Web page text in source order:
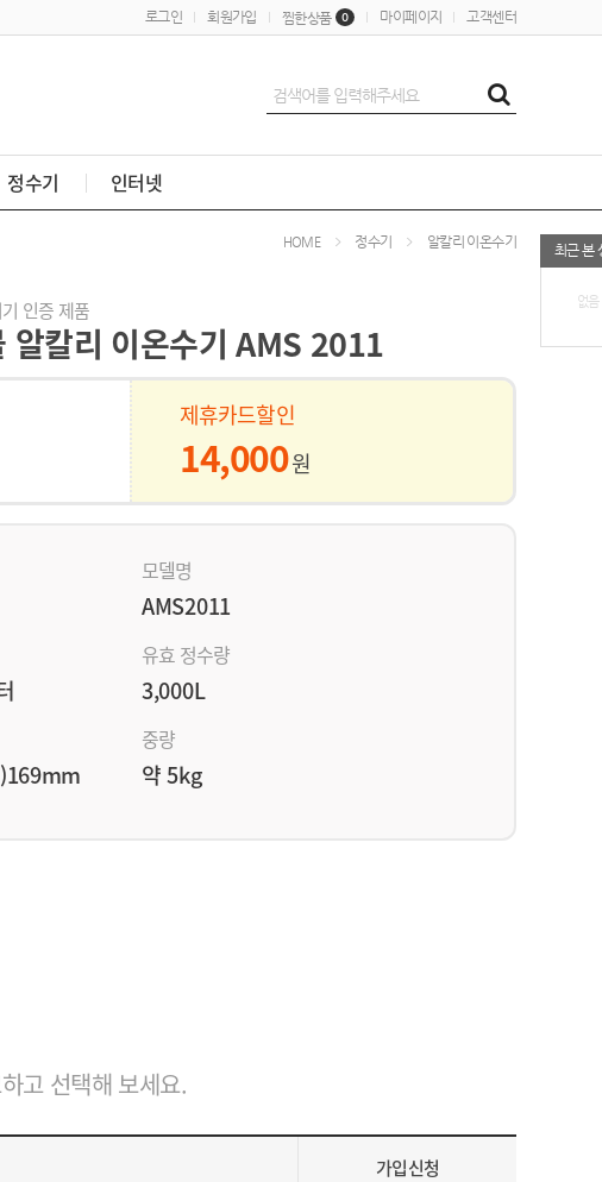
로그인 회원가입 찜한상품 0 마이페이지 고객센터
정수기 인터넷
최근 본
없음
HOME 정수기 알칼리 이온수기
인증 제품
알칼리 이온수기 AMS 2011
제휴카드할인
14,000원
모델명
AMS2011
유효 정수량
3,000L
중량
약 5kg
고 선택해 보세요.
가입신청